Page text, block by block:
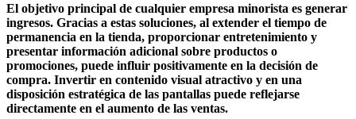
El objetivo principal de cualquier empresa minorista es generar
ingresos. Gracias a estas soluciones, al extender el tiempo de
permanencia en la tienda, proporcionar entretenimiento y
presentar información adicional sobre productos o
promociones, puede influir positivamente en la decisión de
compra. Invertir en contenido visual atractivo y en una
disposición estratégica de las pantallas puede reflejarse
directamente en el aumento de las ventas.